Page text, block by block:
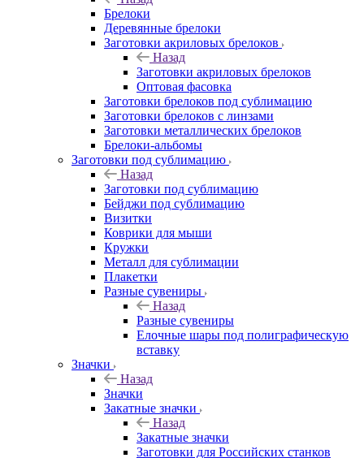
Брелоки
Деревянные брелоки
Заготовки акриловых брелоков
Назад
Заготовки акриловых брелоков
Оптовая фасовка
Заготовки брелоков под сублимацию
Заготовки брелоков с линзами
Заготовки металлических брелоков
Брелоки-альбомы
Заготовки под сублимацию
Назад
Заготовки под сублимацию
Бейджи под сублимацию
Визитки
Коврики для мыши
Кружки
Металл для сублимации
Плакетки
Разные сувениры
Назад
Разные сувениры
Елочные шары под полиграфическую
вставку
Значки
Назад
Значки
Закатные значки
Назад
Закатные значки
Заготовки для Российских станков